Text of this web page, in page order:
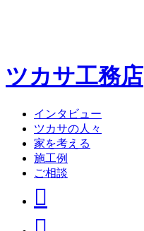
ツカサ工務店
インタビュー
ツカサの人々
家を考える
施工例
ご相談